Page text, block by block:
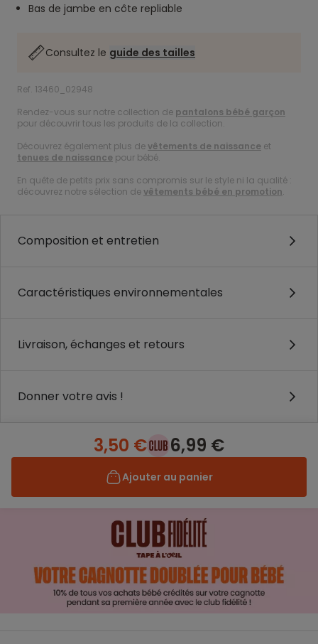
Bas de jambe en côte repliable
Consultez le guide des tailles
Ref. 13460_02948
Rendez-vous sur notre collection de pantalons bébé garçon
pour découvrir tous les produits de la collection.
Découvrez également plus devêtements de naissance et
tenues de naissance pour bébé.
En quête de petits prix sans compromis sur le style ni la qualité :
découvrez notre sélection devêtements bébé en promotion.
Composition et entretien
Caractéristiques environnementales
Livraison, échanges et retours
Donner votre avis !
3,50 € 6,99 €
Ajouter au panier